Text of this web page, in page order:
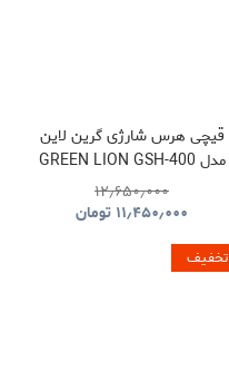
قیچی هرس شارژی گرین لاین
مدل GREEN LION GSH-400
ELECTRIC PRUNING
SHEARS TOOL CORDLESS
۱۲٫۶۵۰٫۰۰۰
۱۱٫۴۵۰٫۰۰۰ تومان
تخفیف